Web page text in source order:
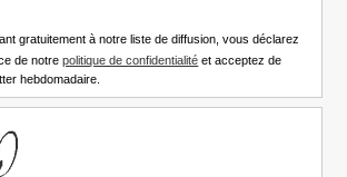
gratuitement à notre liste de diffusion, vous déclarez
de notrepolitique de confidentialité et acceptez de
hebdomadaire.